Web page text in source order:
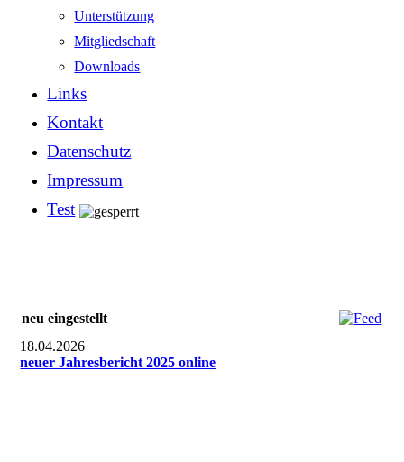
Unterstützung
Mitgliedschaft
Downloads
Links
Kontakt
Datenschutz
Impressum
Test
neu eingestellt
18.04.2026
neuer Jahresbericht 2025 online